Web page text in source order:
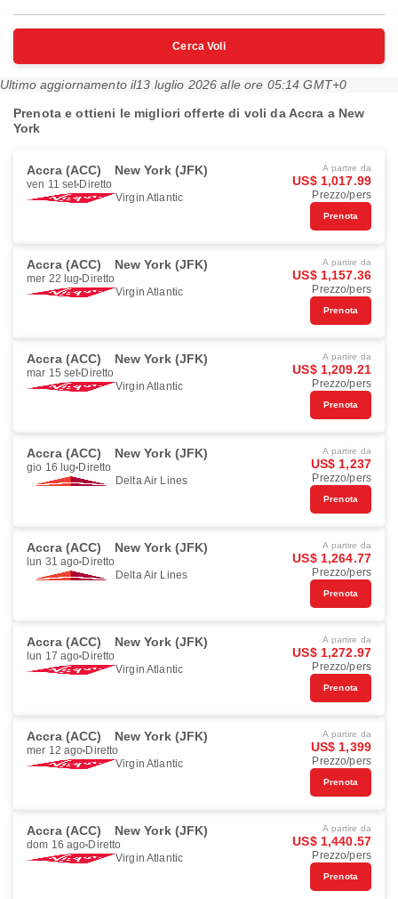
Cerca Voli
Ultimo aggiornamento il13 luglio 2026 alle ore 05:14 GMT+0
Prenota e ottieni le migliori offerte di voli da Accra a New
York
Accra (ACC) New York (JFK)
ven 11 set Diretto
Virgin Atlantic
A partire da
US$ 1,017.99
Prezzo/pers
Prenota
Accra (ACC) New York (JFK)
mer 22 lug Diretto
Virgin Atlantic
A partire da
US$ 1,157.36
Prezzo/pers
Prenota
Accra (ACC) New York (JFK)
mar 15 set Diretto
Virgin Atlantic
A partire da
US$ 1,209.21
Prezzo/pers
Prenota
Accra (ACC) New York (JFK)
gio 16 lug Diretto
Delta Air Lines
A partire da
US$ 1,237
Prezzo/pers
Prenota
Accra (ACC) New York (JFK)
lun 31 ago Diretto
Delta Air Lines
A partire da
US$ 1,264.77
Prezzo/pers
Prenota
Accra (ACC) New York (JFK)
lun 17 ago Diretto
Virgin Atlantic
A partire da
US$ 1,272.97
Prezzo/pers
Prenota
Accra (ACC) New York (JFK)
mer 12 ago Diretto
Virgin Atlantic
A partire da
US$ 1,399
Prezzo/pers
Prenota
Accra (ACC) New York (JFK)
dom 16 ago Diretto
Virgin Atlantic
A partire da
US$ 1,440.57
Prezzo/pers
Prenota